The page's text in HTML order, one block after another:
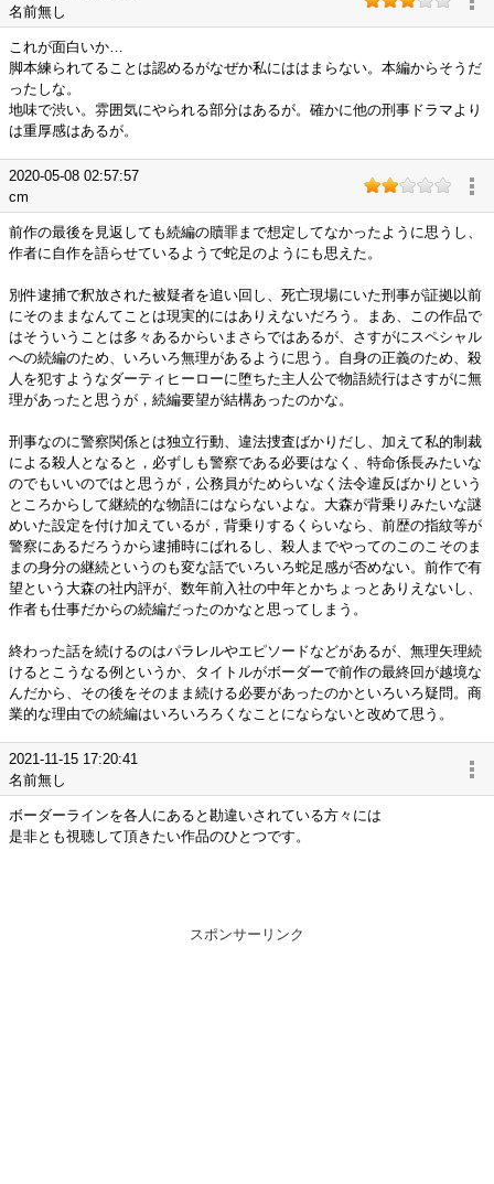
名前無し
これが面白いか…
脚本練られてることは認めるがなぜか私にははまらない。本編からそうだ
ったしな。
地味で渋い。雰囲気にやられる部分はあるが。確かに他の刑事ドラマより
は重厚感はあるが。
2020-05-08 02:57:57
cm
前作の最後を見返しても続編の贖罪まで想定してなかったように思うし、
作者に自作を語らせているようで蛇足のようにも思えた。
別件逮捕で釈放された被疑者を追い回し、死亡現場にいた刑事が証拠以前
にそのままなんてことは現実的にはありえないだろう。まあ、この作品で
はそういうことは多々あるからいまさらではあるが、さすがにスペシャル
への続編のため、いろいろ無理があるように思う。自身の正義のため、殺
人を犯すようなダーティヒーローに堕ちた主人公で物語続行はさすがに無
理があったと思うが，続編要望が結構あったのかな。
刑事なのに警察関係とは独立行動、違法捜査ばかりだし、加えて私的制裁
による殺人となると，必ずしも警察である必要はなく、特命係長みたいな
のでもいいのではと思うが，公務員がためらいなく法令違反ばかりという
ところからして継続的な物語にはならないよな。大森が背乗りみたいな謎
めいた設定を付け加えているが，背乗りするくらいなら、前歴の指紋等が
警察にあるだろうから逮捕時にばれるし、殺人までやってのこのこそのま
まの身分の継続というのも変な話でいろいろ蛇足感が否めない。前作で有
望という大森の社内評が、数年前入社の中年とかちょっとありえないし、
作者も仕事だからの続編だったのかなと思ってしまう。
終わった話を続けるのはパラレルやエピソードなどがあるが、無理矢理続
けるとこうなる例というか、タイトルがボーダーで前作の最終回が越境な
んだから、その後をそのまま続ける必要があったのかといろいろ疑問。商
業的な理由での続編はいろいろろくなことにならないと改めて思う。
2021-11-15 17:20:41
名前無し
ボーダーラインを各人にあると勘違いされている方々には
是非とも視聴して頂きたい作品のひとつです。
スポンサーリンク